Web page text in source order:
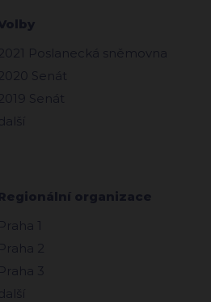
2021 Poslanecká sněmovna
2020 Senát
2019 Senát
organizace
Praha 1
Praha 2
Praha 3